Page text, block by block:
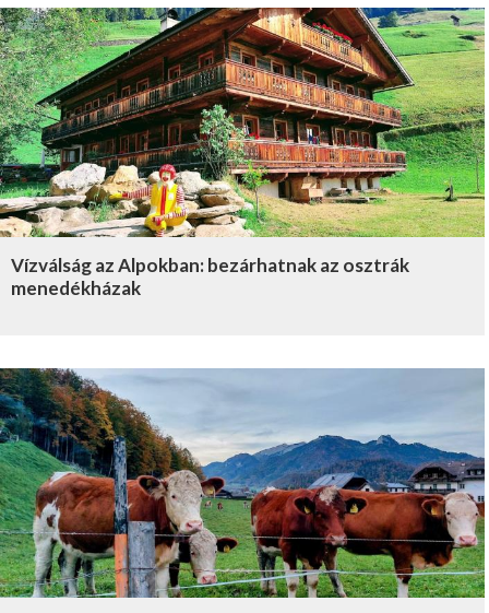
Vízválság az Alpokban: bezárhatnak az osztrák
menedékházak